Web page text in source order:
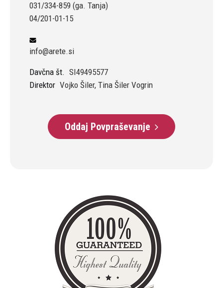
031/334-859 (ga. Tanja)
04/201-01-15
info@arete.si
Davčna št. SI49495577
Direktor Vojko Šiler, Tina Šiler Vogrin
Oddaj Povpraševanje